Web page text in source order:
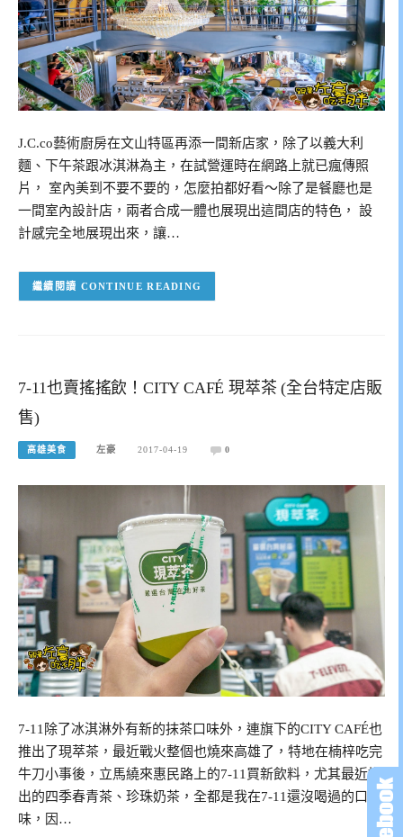
J.C.co藝術廚房在文山特區再添一間新店家，除了以義大利
麵、下午茶跟冰淇淋為主，在試營運時在網路上就已瘋傳照
片， 室內美到不要不要的，怎麼拍都好看～除了是餐廳也是
一間室內設計店，兩者合成一體也展現出這間店的特色， 設
計感完全地展現出來，讓…
CONTINUE READING
7-11也賣搖搖飲！CITY CAFÉ 現萃茶 (全台特定店販
售)
高雄美食 左豪 2017-04-19 0
7-11除了冰淇淋外有新的抹茶口味外，連旗下的CITY CAFÉ也
推出了現萃茶，最近戰火整個也燒來高雄了，特地在楠梓吃完
牛刀小事後，立馬繞來惠民路上的7-11買新飲料，尤其最近推
出的四季春青茶、珍珠奶茶，全都是我在7-11還沒喝過的口
味，因…